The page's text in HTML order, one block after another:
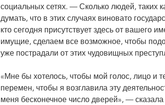
социальных сетях. — Сколько людей, таких
думать, что в этих случаях виновато
кто сегодня присутствует здесь от вашего
имущие, сделаем все возможное, чтобы
уже пострадали от этих чудовищных
«Мне бы хотелось, чтобы мой голос, лицо и
перемен, чтобы я возглавила эту
меня бесконечное число дверей», —